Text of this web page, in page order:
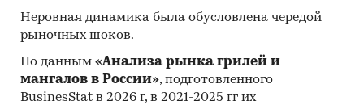
Неровная динамика была обусловлена чередой
рыночных шоков.
По данным «Анализа рынка грилей и
мангалов в России», подготовленного
BusinesStat в 2026 г, в 2021-2025 гг их